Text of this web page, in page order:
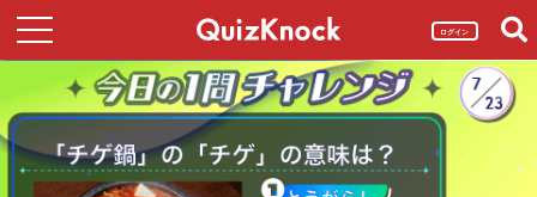
ログイン